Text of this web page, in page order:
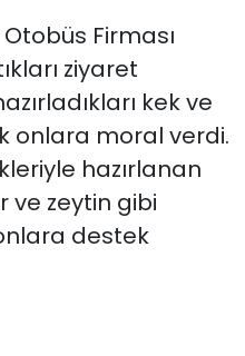
Firması
ziyaret
kek ve
onlara moral verdi.
hazırlanan
ve zeytin gibi
destek